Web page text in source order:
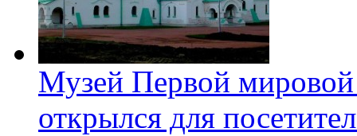
Музей Первой
открылся для